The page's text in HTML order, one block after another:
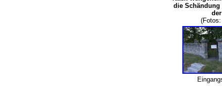
die Schändung